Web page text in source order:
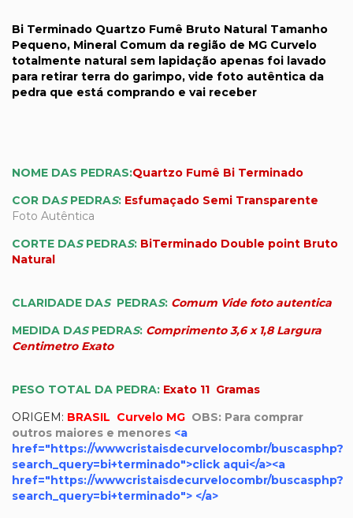
Bi Terminado Quartzo Fumê Bruto Natural Tamanho
Pequeno, Mineral Comum da região de MG Curvelo
totalmente natural sem lapidação apenas foi lavado
para retirar terra do garimpo, vide foto autêntica da
pedra que está comprando e vai receber
NOME DAS PEDRAS:Quartzo Fumê Bi Terminado
COR DASPEDRAS: Esfumaçado Semi Transparente
Foto Autêntica
CORTE DASPEDRAS: BiTerminado Double point Bruto
Natural
CLARIDADE DASPEDRAS: Comum Vide foto autentica
MEDIDA DASPEDRAS: Comprimento 3,6 x 1,8 Largura
Centimetro Exato
PESO TOTAL DA PEDRA: Exato 11 Gramas
ORIGEM: BRASIL Curvelo MG OBS: Para comprar
outros maiores e menores <a
href="https://wwwcristaisdecurvelocombr/buscasphp?
search_query=bi+terminado">click aqui</a><a
href="https://wwwcristaisdecurvelocombr/buscasphp?
search_query=bi+terminado"> </a>